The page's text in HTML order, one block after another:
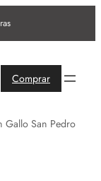
Comprar
Gallo San Pedro